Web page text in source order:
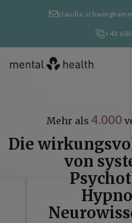
+43
Mehr als 4.000
Die
von